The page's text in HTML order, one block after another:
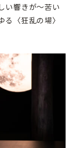
い響きが〜苦い
〈狂乱の場〉